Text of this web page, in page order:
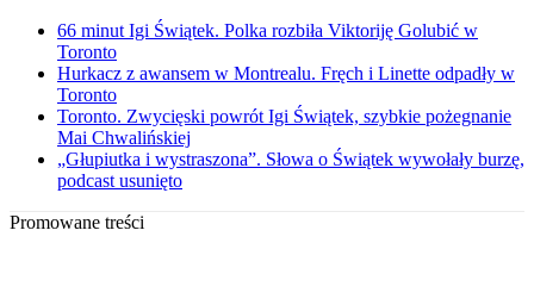
66 minut Igi Świątek. Polka rozbiła Viktoriję Golubić w
Toronto
Hurkacz z awansem w Montrealu. Fręch i Linette odpadły w
Toronto
Toronto. Zwycięski powrót Igi Świątek, szybkie pożegnanie
Mai Chwalińskiej
„Głupiutka i wystraszona”. Słowa o Świątek wywołały burzę,
podcast usunięto
Promowane treści